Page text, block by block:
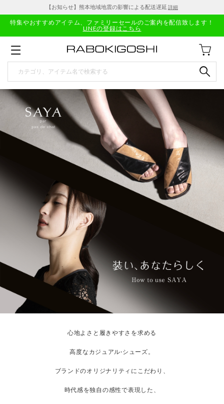
【お知らせ】熊本地域地震の影響による配送遅延 詳細
特集やおすすめアイテム、ファミリーセールのご案内を配信致します！
LINEの登録はこちら
心地よさと履きやすさを求める
高度なカジュアル·シューズ。
ブランドのオリジナリティにこだわり、
時代感を独自の感性で表現した、